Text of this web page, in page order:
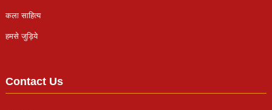
कला साहित्य
हमसे जुड़िये
Contact Us